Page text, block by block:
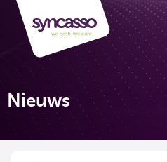
Nieuws